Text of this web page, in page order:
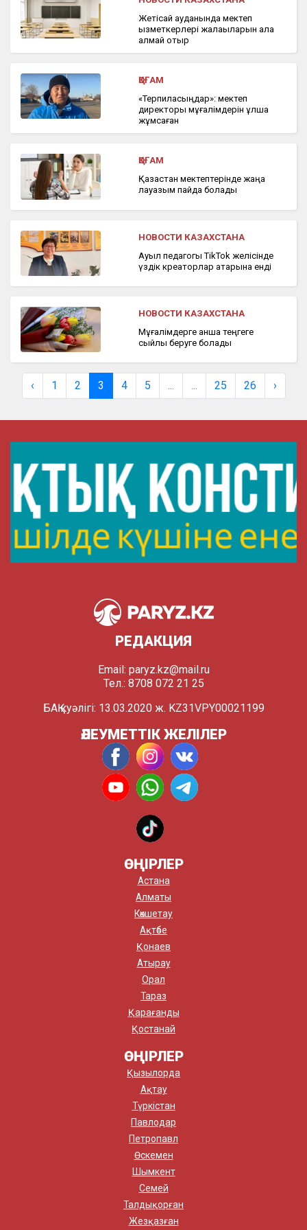
Жетісай ауданында мектеп
қызметкерлері жалақыларын ала
алмай отыр
ҚОҒАМ
«Терпиласыңдар»: мектеп
директоры мұғалімдерін құлша
жұмсаған
ҚОҒАМ
Қазақстан мектептерінде жаңа
лауазым пайда болады
НОВОСТИ КАЗАХСТАНА
Ауыл педагогы TikTok желісінде
үздік креаторлар қатарына енді
НОВОСТИ КАЗАХСТАНА
Мұғалімдерге қанша теңгеге
сыйлық беруге болады
‹ 1 2 3 4 5 25 26 ›
РЕДАКЦИЯ
Email: paryz.kz@mail.ru
Тел.: 8708 072 21 25
БАҚ куәлігі: 13.03.2020 ж. KZ31VPY00021199
ӘЛЕУМЕТТІК ЖЕЛІЛЕР
ӨҢІРЛЕР
Астана
Алматы
Көкшетау
Ақтөбе
Қонаев
Атырау
Орал
Тараз
Қарағанды
Қостанай
ӨҢІРЛЕР
Қызылорда
Ақтау
Түркістан
Павлодар
Петропавл
Өскемен
Шымкент
Семей
Талдықорған
Жезқазған